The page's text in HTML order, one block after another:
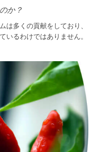
か？
は多くの貢献をしており、
いるわけではありません。